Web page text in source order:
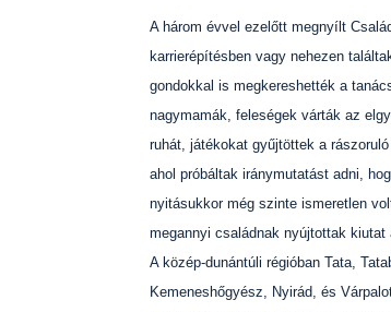
A három évvel ezelőtt megnyílt
karrierépítésben vagy nehezen
gondokkal is megkereshették a
nagymamák, feleségek várták az
ruhát, játékokat gyűjtöttek a
ahol próbáltak iránymutatást adni,
nyitásukkor még szinte ismeretlen
megannyi családnak nyújtottak kiutat
A közép-dunántúli régióban Tata,
Kemeneshőgyész, Nyirád, és